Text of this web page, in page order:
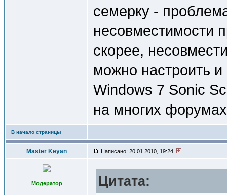
семерку -
несовместимости
скорее,
можно настроить
Windows 7 Sonic
на многих
В начало страницы
Master Keyan Написано: 20.01.2010, 19:24
Модератор Цитата: